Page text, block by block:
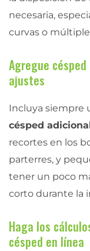
necesaria,
curvas o
Agregue
ajustes
Incluya siempre
césped
recortes en los
parterres, y
tener un poco
corto durante la
Haga los
césped en línea